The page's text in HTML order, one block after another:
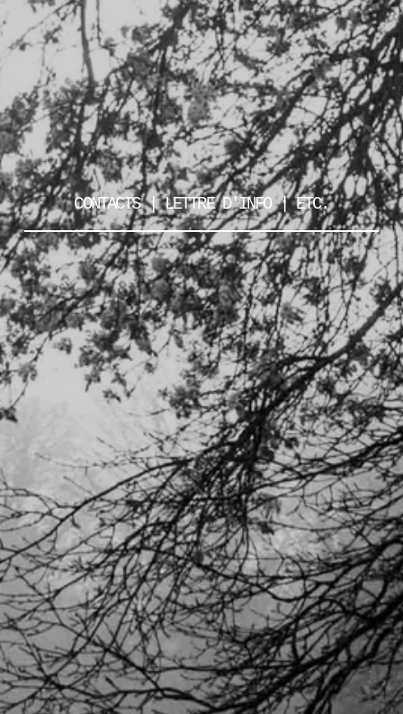
CONTACTS | LETTRE D'INFO | ETC.